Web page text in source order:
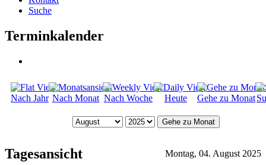
Suche
Terminkalender
Nach Jahr Nach Monat Nach Woche Heute Gehe zu Monat
Gehe zu Monat
Tagesansicht Montag, 04. August 2025